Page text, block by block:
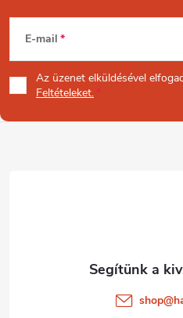
á
s
e
l
L
á
b
E-mail
Az üzenet elküldésével
Feltételeket.
shop@